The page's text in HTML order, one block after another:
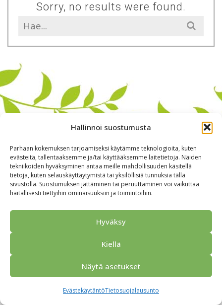
Hallinnoi suostumusta
Parhaan kokemuksen tarjoamiseksi käytämme teknologioita, kuten
evästeitä, tallentaaksemme ja/tai käyttääksemme laitetietoja. Näiden
tekniikoiden hyväksyminen antaa meille mahdollisuuden käsitellä
tietoja, kuten selauskäyttäytymistä tai yksilöllisiä tunnuksia tällä
sivustolla. Suostumuksen jättäminen tai peruuttaminen voi vaikuttaa
haitallisesti tiettyihin ominaisuuksiin ja toimintoihin.
Hyväksy
Kiellä
Näytä asetukset
EvästekäytäntöTietosuojalausunto
Sorry, no results were found.
Search
for:
Alkuun Ryhmille Kokous & Ohjelmat
Yhteistyökumppanit
Tarjouspyyntö
Anna palautetta
Tietosuojaseloste
© 2026 Porvoo Tours - matkanjärjestäjä / FPW